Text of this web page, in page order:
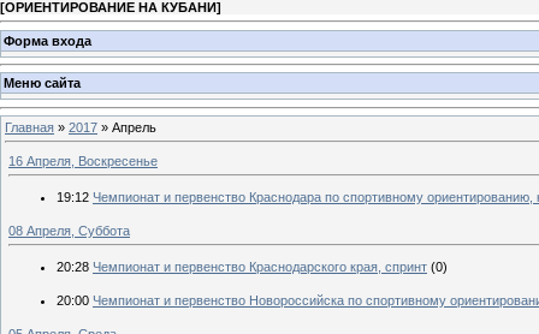
[ОРИЕНТИРОВАНИЕ НА КУБАНИ]
Форма входа
Меню сайта
Главная » 2017 » Апрель
16 Апреля, Воскресенье
19:12 Чемпионат и первенство Краснодара по спортивному ориентированию,
08 Апреля, Суббота
20:28 Чемпионат и первенство Краснодарского края, спринт (0)
20:00 Чемпионат и первенство Новороссийска по спортивному